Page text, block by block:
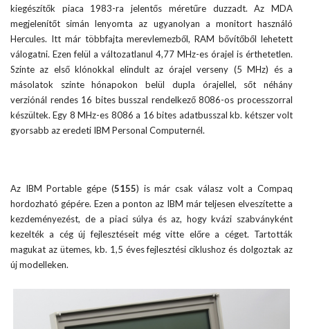
kiegészítők piaca 1983-ra jelentős méretűre duzzadt. Az MDA
megjelenítőt simán lenyomta az ugyanolyan a monitort használó
Hercules. Itt már többfajta merevlemezből, RAM bővítőből lehetett
válogatni. Ezen felül a változatlanul 4,77 MHz-es órajel is érthetetlen.
Szinte az első klónokkal elindult az órajel verseny (5 MHz) és a
másolatok szinte hónapokon belül dupla órajellel, sőt néhány
verziónál rendes 16 bites busszal rendelkező 8086-os processzorral
készültek. Egy 8 MHz-es 8086 a 16 bites adatbusszal kb. kétszer volt
gyorsabb az eredeti IBM Personal Computernél.
Az IBM Portable gépe (5155) is már csak válasz volt a Compaq
hordozható gépére. Ezen a ponton az IBM már teljesen elveszítette a
kezdeményezést, de a piaci súlya és az, hogy kvázi szabványként
kezelték a cég új fejlesztéseit még vitte előre a céget. Tartották
magukat az ütemes, kb. 1,5 éves fejlesztési ciklushoz és dolgoztak az
új modelleken.